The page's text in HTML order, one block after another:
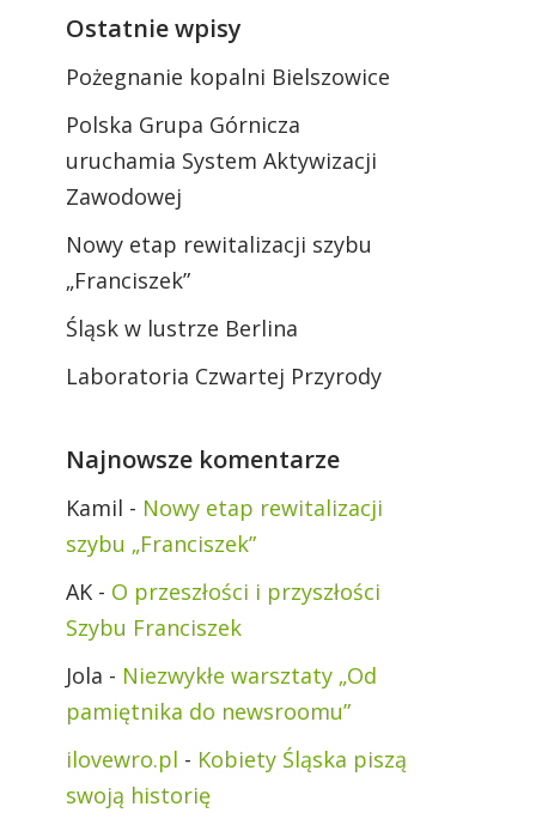
Ostatnie wpisy
Pożegnanie kopalni Bielszowice
Polska Grupa Górnicza
uruchamia System Aktywizacji
Zawodowej
Nowy etap rewitalizacji szybu
„Franciszek”
Śląsk w lustrze Berlina
Laboratoria Czwartej Przyrody
Najnowsze komentarze
Kamil - Nowy etap rewitalizacji
szybu „Franciszek”
AK - O przeszłości i przyszłości
Szybu Franciszek
Jola - Niezwykłe warsztaty „Od
pamiętnika do newsroomu”
ilovewro.pl - Kobiety Śląska piszą
swoją historię